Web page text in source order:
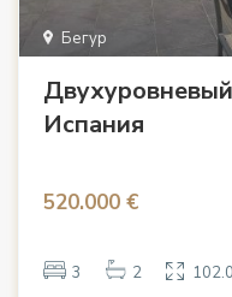
Бегур
Испания
520.000 €
3 2